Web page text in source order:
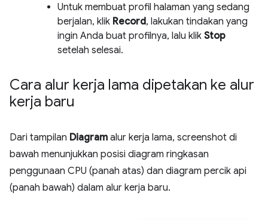
Untuk membuat profil halaman yang sedang
berjalan, klik Record, lakukan tindakan yang
ingin Anda buat profilnya, lalu klik Stop
setelah selesai.
Cara alur kerja lama dipetakan ke alur
kerja baru
Dari tampilan Diagram alur kerja lama, screenshot di
bawah menunjukkan posisi diagram ringkasan
penggunaan CPU (panah atas) dan diagram percik api
(panah bawah) dalam alur kerja baru.